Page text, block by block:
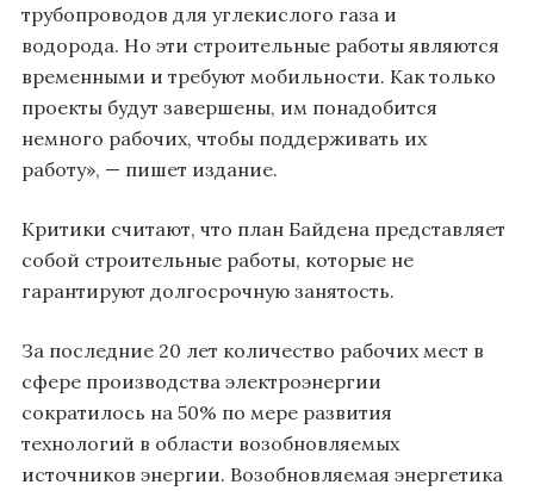
трубопроводов для углекислого газа и
водорода. Но эти строительные работы являются
временными и требуют мобильности. Как только
проекты будут завершены, им понадобится
немного рабочих, чтобы поддерживать их
работу», — пишет издание.
Критики считают, что план Байдена представляет
собой строительные работы, которые не
гарантируют долгосрочную занятость.
За последние 20 лет количество рабочих мест в
сфере производства электроэнергии
сократилось на 50% по мере развития
технологий в области возобновляемых
источников энергии. Возобновляемая энергетика